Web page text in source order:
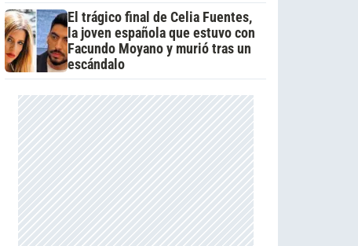
El trágico final de Celia Fuentes,
la joven española que estuvo con
Facundo Moyano y murió tras un
escándalo